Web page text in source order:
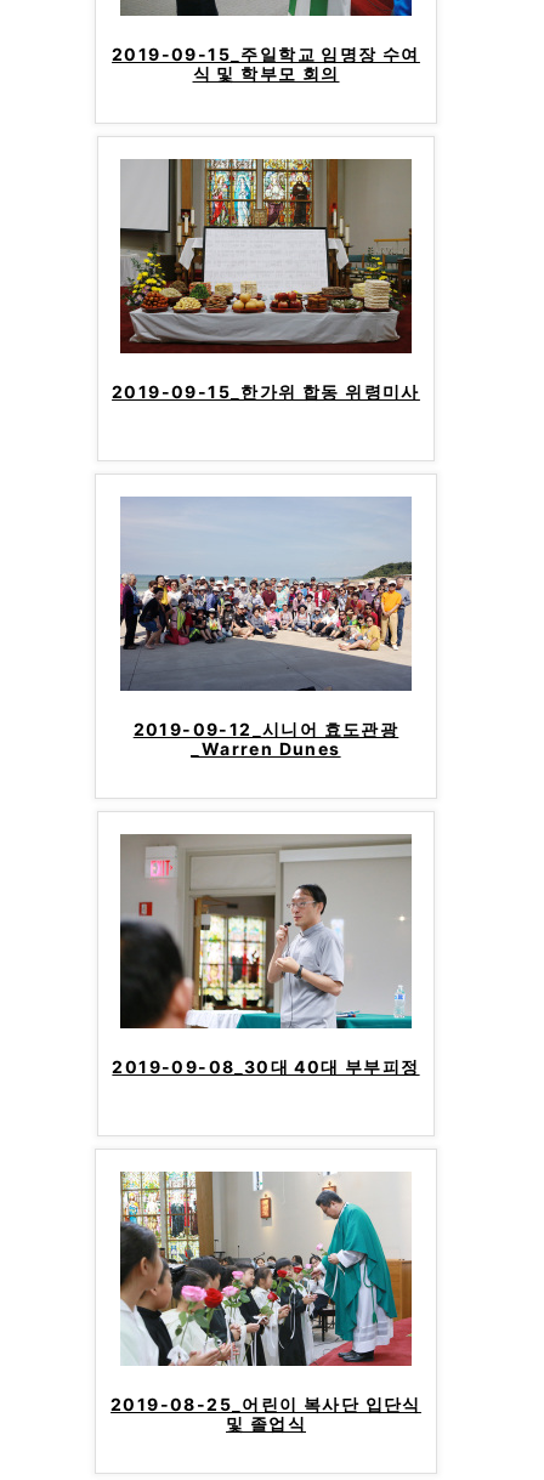
2019-09-15_주일학교 임명장 수여
식 및 학부모 회의
2019-09-15_한가위 합동 위령미사
2019-09-12_시니어 효도관광
_Warren Dunes
2019-09-08_30대 40대 부부피정
2019-08-25_어린이 복사단 입단식
및 졸업식